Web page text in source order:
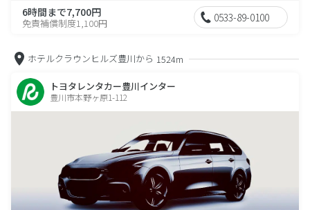
6時間まで7,700円
免責補償制度1,100円 0533-89-0100
ホテルクラウンヒルズ豊川から 1524m
トヨタレンタカー豊川インター
豊川市本野ヶ原1-112